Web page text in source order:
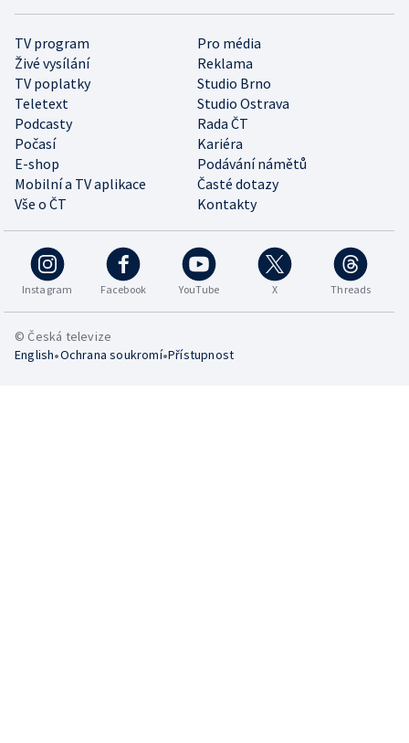
TV program
Pro média
Živé vysílání
Reklama
TV poplatky
Studio Brno
Teletext
Studio Ostrava
Podcasty
Rada ČT
Počasí
Kariéra
E-shop
Podávání námětů
Mobilní a TV aplikace
Časté dotazy
Vše o ČT
Kontakty
Instagram Facebook YouTube X Threads
© Česká televize
English•Ochrana soukromí•Přístupnost